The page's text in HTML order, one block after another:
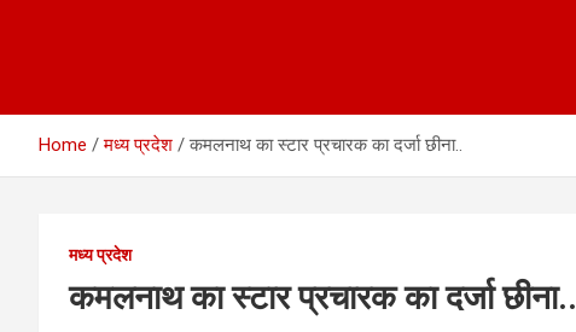
Home मध्य प्रदेश कमलनाथ का स्टार प्रचारक का दर्जा छीना..
मध्य प्रदेश
कमलनाथ का स्टार प्रचारक का दर्जा छीना..